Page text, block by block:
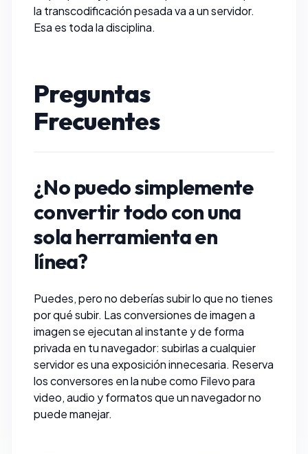
la transcodificación pesada va a un servidor.
Esa es toda la disciplina.
Preguntas
Frecuentes
¿No puedo simplemente
convertir todo con una
sola herramienta en
línea?
Puedes, pero no deberías subir lo que no tienes
por qué subir. Las conversiones de imagen a
imagen se ejecutan al instante y de forma
privada en tu navegador: subirlas a cualquier
servidor es una exposición innecesaria. Reserva
los conversores en la nube como Filevopara
video, audio y formatos que un navegador no
puede manejar.